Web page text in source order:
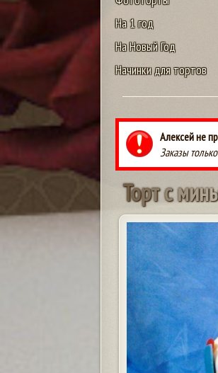
На 1 год
На Новый Год
Начинки для тортов
Алексей не
Заказы
Тортсминь